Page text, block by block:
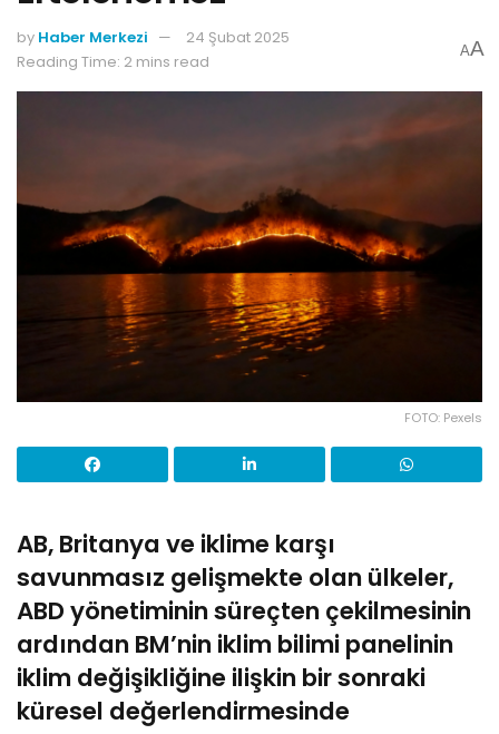
by Haber Merkezi
24 Şubat 2025
Reading Time: 2 mins read
AA
FOTO: Pexels
AB, Britanya ve iklime karşı
savunmasız gelişmekte olan ülkeler,
ABD yönetiminin süreçten çekilmesinin
ardından BM’nin iklim bilimi panelinin
iklim değişikliğine ilişkin bir sonraki
küresel değerlendirmesinde